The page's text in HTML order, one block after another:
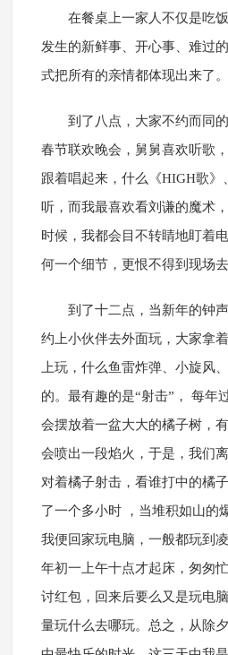
在餐桌上一家人不仅是吃
发生的新鲜事、开心事、难过
式把所有的亲情都体现出来了。
到了八点，大家不约而同
春节联欢晚会，舅舅喜欢听歌
跟着唱起来，什么《HIGH歌》
听，而我最喜欢看刘谦的魔术
时候，我都会目不转睛地盯着
何一个细节，更恨不得到现场去
到了十二点，当新年的钟
约上小伙伴去外面玩，大家拿
上玩，什么鱼雷炸弹、小旋风
的。最有趣的是“射击”， 每年
会摆放着一盆大大的橘子树，
会喷出一段焰火，于是，我们
对着橘子射击，看谁打中的橘
了一个多小时 ，当堆积如山的
我便回家玩电脑，一般都玩到
年初一上午十点才起床，匆匆
讨红包，回来后要么又是玩电
量玩什么去哪玩。总之，从除